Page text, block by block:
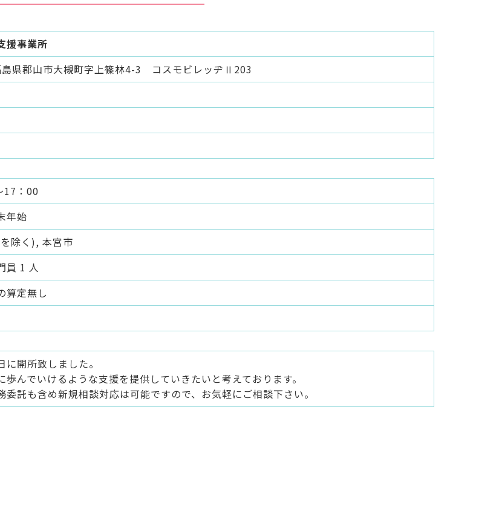
援事業所
県郡山市大槻町字上篠林4-3 コスモビレッヂⅡ203
：00
年始
除く), 本宮市
員 1 人
算定無し
開所致しました。
歩んでいけるような支援を提供していきたいと考えております。
委託も含め新規相談対応は可能ですので、お気軽にご相談下さい。